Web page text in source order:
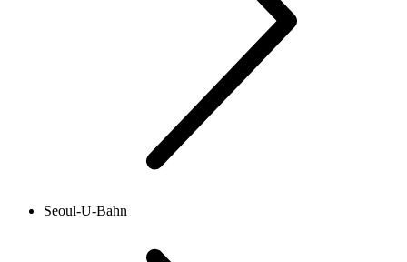
Seoul-U-Bahn